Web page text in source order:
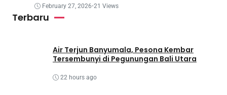
February 27, 2026•21 Views
Terbaru
Air Terjun Banyumala, Pesona Kembar
Tersembunyi di Pegunungan Bali Utara
22 hours ago